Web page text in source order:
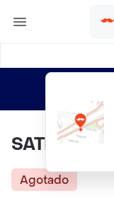
SATISFYER
Agotado